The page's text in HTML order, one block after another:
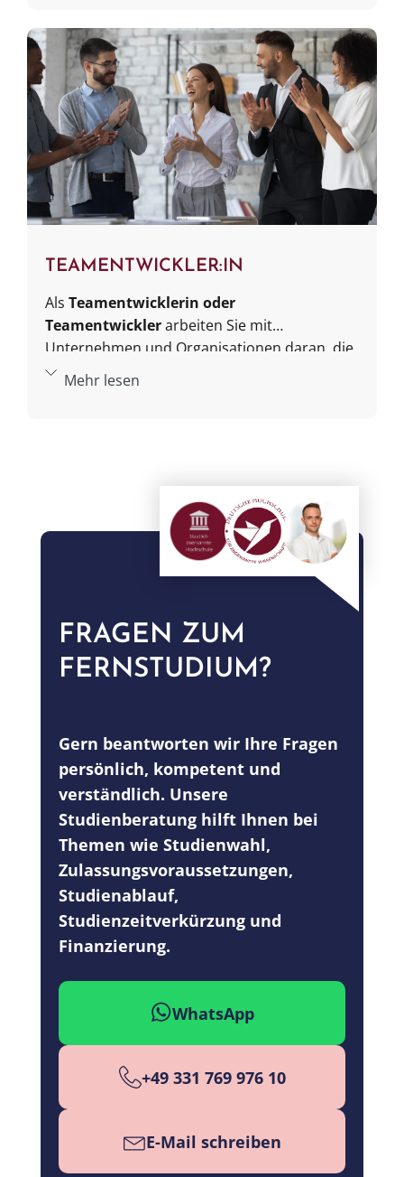
Weiterentwicklung zu entwickeln.
TEAMENTWICKLER:IN
Als Teamentwicklerin oder
Teamentwicklerarbeiten Sie mit
Unternehmen und Organisationen daran, die
Zusammenarbeit und Leistungsfähigkeit von
Mehr lesen
FRAGEN ZUM
FERNSTUDIUM?
Gern beantworten wir Ihre Fragen
persönlich, kompetent und
verständlich. Unsere
Studienberatung hilft Ihnen bei
Themen wie Studienwahl,
Zulassungsvoraussetzungen,
Studienablauf,
Studienzeitverkürzung und
Finanzierung.
WhatsApp
+49 331 769 976 10
E-Mail schreiben